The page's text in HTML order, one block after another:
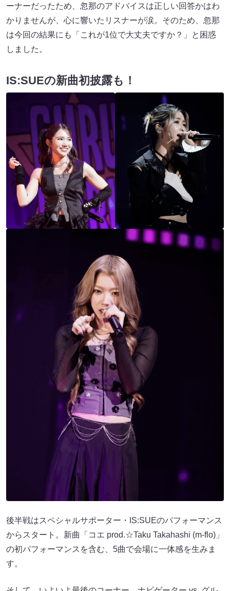
ーナーだったため、忽那のアドバイスは正しい回答かはわ
かりませんが、心に響いたリスナーが涙。そのため、忽那
は今回の結果にも「これが1位で大丈夫ですか？」と困惑
しました。
IS:SUEの新曲初披露も！
後半戦はスペシャルサポーター・IS:SUEのパフォーマンス
からスタート。新曲「コエ prod.☆Taku Takahashi (m-flo)」
の初パフォーマンスを含む、5曲で会場に一体感を生みま
す。